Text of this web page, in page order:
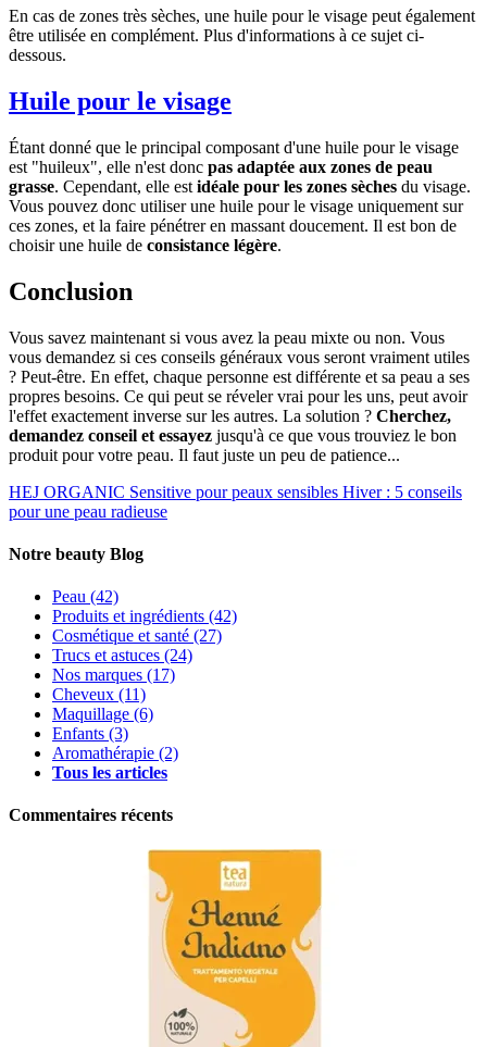
En cas de zones très sèches, une huile pour le visage peut également
être utilisée en complément. Plus d'informations à ce sujet ci-
dessous.
Huile pour le visage
Étant donné que le principal composant d'une huile pour le visage
est "huileux", elle n'est donc pas adaptée aux zones de peau
grasse. Cependant, elle est idéale pour les zones sèches du visage.
Vous pouvez donc utiliser une huile pour le visage uniquement sur
ces zones, et la faire pénétrer en massant doucement. Il est bon de
choisir une huile de consistance légère.
Conclusion
Vous savez maintenant si vous avez la peau mixte ou non. Vous
vous demandez si ces conseils généraux vous seront vraiment utiles
? Peut-être. En effet, chaque personne est différente et sa peau a ses
propres besoins. Ce qui peut se réveler vrai pour les uns, peut avoir
l'effet exactement inverse sur les autres. La solution ? Cherchez,
demandez conseil et essayez jusqu'à ce que vous trouviez le bon
produit pour votre peau. Il faut juste un peu de patience...
HEJ ORGANIC Sensitive pour peaux sensibles Hiver : 5 conseils
pour une peau radieuse
Notre beauty Blog
Peau (42)
Produits et ingrédients (42)
Cosmétique et santé (27)
Trucs et astuces (24)
Nos marques (17)
Cheveux (11)
Maquillage (6)
Enfants (3)
Aromathérapie (2)
Tous les articles
Commentaires récents